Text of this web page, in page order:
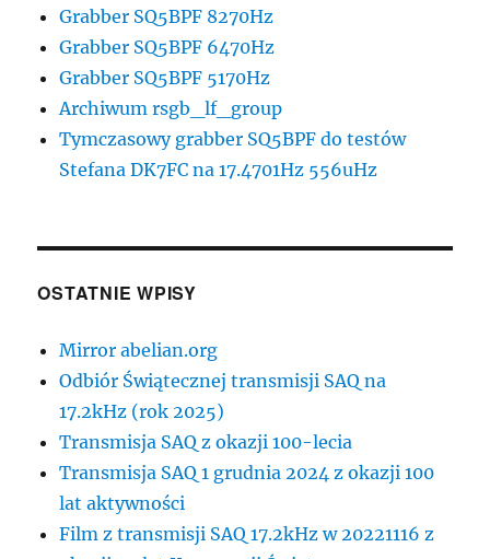
Grabber SQ5BPF 8270Hz
Grabber SQ5BPF 6470Hz
Grabber SQ5BPF 5170Hz
Archiwum rsgb_lf_group
Tymczasowy grabber SQ5BPF do testów
Stefana DK7FC na 17.4701Hz 556uHz
OSTATNIE WPISY
Mirror abelian.org
Odbiór Świątecznej transmisji SAQ na
17.2kHz (rok 2025)
Transmisja SAQ z okazji 100-lecia
Transmisja SAQ 1 grudnia 2024 z okazji 100
lat aktywności
Film z transmisji SAQ 17.2kHz w 20221116 z